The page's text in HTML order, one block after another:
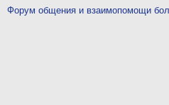
Форум общения и взаимопомощи